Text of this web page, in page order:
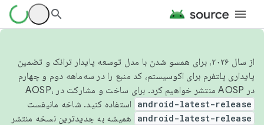
از سال ۲۰۲۶، برای همسو شدن با مدل توسعه پایدار ترانک و تضمین
پایداری پلتفرم برای اکوسیستم، کد منبع را در سه‌ماهه دوم و چهارم
در AOSP منتشر خواهیم کرد. برای ساخت و مشارکت در AOSP،
android-latest-release استفاده کنید. شاخه مانیفست
android-latest-release
همیشه به جدیدترین نسخه منتشر